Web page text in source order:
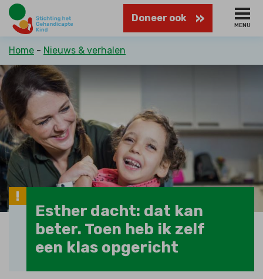
Naar
hoofdinhoud
Doneer ook
MENU
Kruimelpad
Home Nieuws & verhalen
Esther dacht: dat kan
beter. Toen heb ik zelf
een klas opgericht